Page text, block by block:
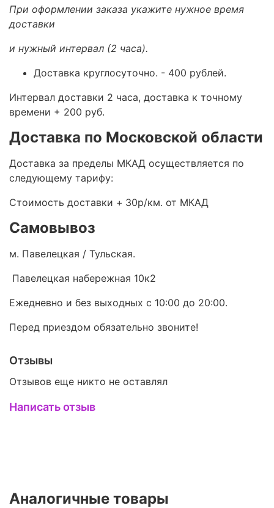
При оформлении заказа укажите нужное время
доставки
и нужный интервал (2 часа).
Доставка круглосуточно. - 400 рублей.
Интервал доставки 2 часа, доставка к точному
времени + 200 руб.
Доставка по Московской области
Доставка за пределы МКАД осуществляется по
следующему тарифу:
Стоимость доставки + 30р/км. от МКАД
Самовывоз
м. Павелецкая / Тульская.
Павелецкая набережная 10к2
Ежедневно и без выходных с 10:00 до 20:00.
Перед приездом обязательно звоните!
Отзывы
Отзывов еще никто не оставлял
Написать отзыв
Аналогичные товары